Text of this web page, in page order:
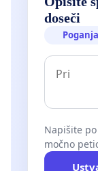
Arne Vehovar
prof. dr. Aleš
Urša Vrhunc
dr. Miloš Kosec
Boris Briški
doseči
Napišite
močno